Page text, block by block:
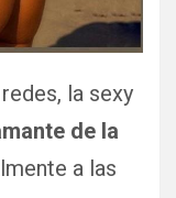
la sexy
de la
a las